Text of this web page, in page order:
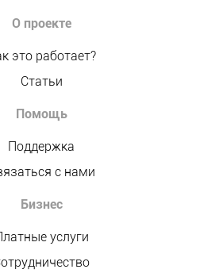
О проекте
это работает?
Статьи
Помощь
Поддержка
с нами
Бизнес
услуги